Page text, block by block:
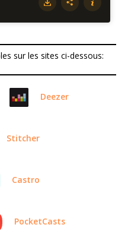
sur les sites ci-dessous:
Deezer
Stitcher
Castro
PocketCasts